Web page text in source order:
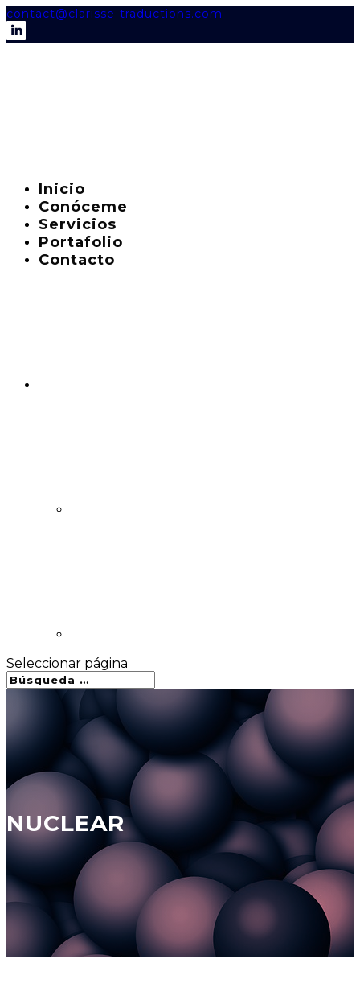
contact@clarisse-traductions.com
Inicio
Conóceme
Servicios
Portafolio
Contacto
Seleccionar página
NUCLEAR